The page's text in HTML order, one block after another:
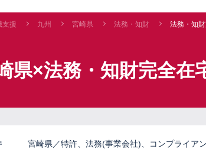
支援 九州 宮崎県 法務・知財 法務・知
県×法務・知財完全
宮崎県／特許、法務(事業会社)、コンプライア